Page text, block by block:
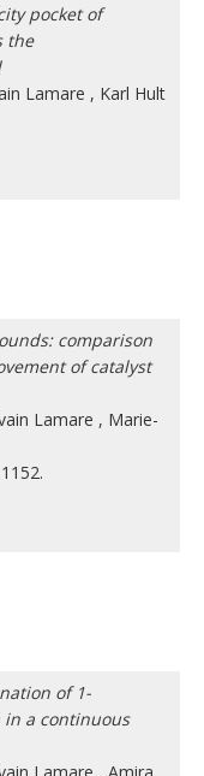
pocket of
the
Lamare , Karl Hult
comparison
of catalyst
Lamare , Marie-
of 1-
a continuous